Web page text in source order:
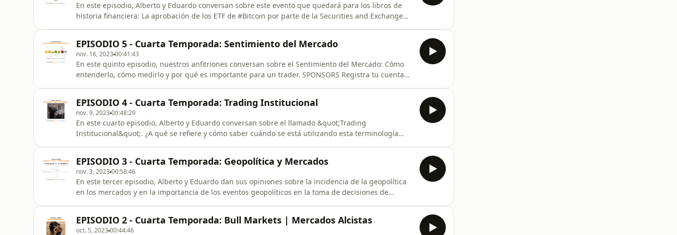
En este episodio, Alberto y Eduardo conversan sobre este evento que quedará para los libros de
historia financiera: La aprobación de los ETF de #Bitcoin por parte de la Securities and Exchange
referido
EPISODIO 5 - Cuarta Temporada: Sentimiento del Mercado
nov. 16, 202300:41:43
En este quinto episodio, nuestros anfitriones conversan sobre el Sentimiento del Mercado: Cómo
entenderlo, cómo medirlo y por qué es importante para un trader. SPONSORS Registra tu cuenta
financier
EPISODIO 4 - Cuarta Temporada: Trading Institucional
nov. 9, 202300:48:29
En este cuarto episodio, Alberto y Eduardo conversan sobre el llamado &quot;Trading
Institucional&quot;. ¿A qué se refiere y cómo saber cuándo se está utilizando esta terminología
¿Deseas formarte como
EPISODIO 3 - Cuarta Temporada: Geopolítica y Mercados
nov. 3, 202300:58:46
En este tercer episodio, Alberto y Eduardo dan sus opiniones sobre la incidencia de la geopolítica
en los mercados y en la importancia de los eventos geopolíticos en la toma de decisiones de
link⁠⁠ y
EPISODIO 2 - Cuarta Temporada: Bull Markets | Mercados Alcistas
oct. 5, 202300:44:46